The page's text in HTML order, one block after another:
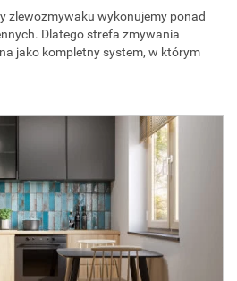
zlewozmywaku wykonujemy ponad
Dlatego strefa zmywania
jako kompletny system, w którym